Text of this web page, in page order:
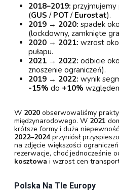
2018–2019:
(GUS / POT / Eurostat).
2019 → 2020: spadek
(lockdowny, zamknięte
2020 → 2021: wzrost
pułapu.
2021 → 2022: odbicie
znoszenie ograniczeń).
2019 → 2022: wynik
-15% do +10%
W 2020 obserwowaliśmy
międzynarodowego. W 2021
krótsze formy i duża
2022–2024przyniósł
na zdjęcie większości
rezerwacje, choć jednocześnie
kosztowa i wzrost cen
Polska Na Tle Europy